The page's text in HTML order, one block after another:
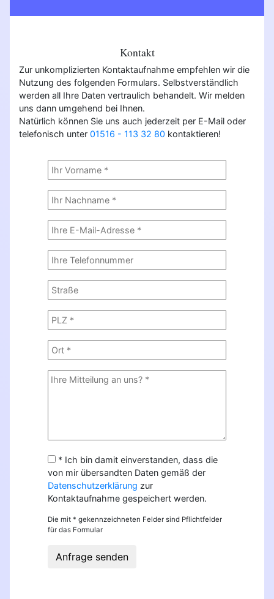
Kontakt
Zur unkomplizierten Kontaktaufnahme empfehlen wir die
Nutzung des folgenden Formulars. Selbstverständlich
werden all Ihre Daten vertraulich behandelt. Wir melden
uns dann umgehend bei Ihnen.
Natürlich können Sie uns auch jederzeit per E-Mail oder
telefonisch unter 01516 - 113 32 80 kontaktieren!
* Ich bin damit einverstanden, dass die
von mir übersandten Daten gemäß der
Datenschutzerklärung zur
Kontaktaufnahme gespeichert werden.
Die mit * gekennzeichneten Felder sind Pflichtfelder
für das Formular
Anfrage senden